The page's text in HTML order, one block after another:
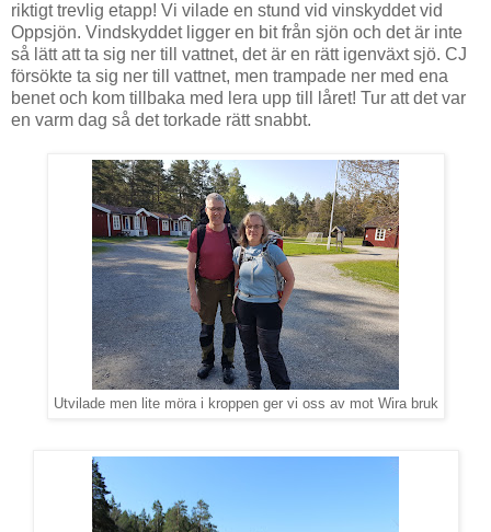
riktigt trevlig etapp! Vi vilade en stund vid vinskyddet vid
Oppsjön. Vindskyddet ligger en bit från sjön och det är inte
så lätt att ta sig ner till vattnet, det är en rätt igenväxt sjö. CJ
försökte ta sig ner till vattnet, men trampade ner med ena
benet och kom tillbaka med lera upp till låret! Tur att det var
en varm dag så det torkade rätt snabbt.
Utvilade men lite möra i kroppen ger vi oss av mot Wira bruk